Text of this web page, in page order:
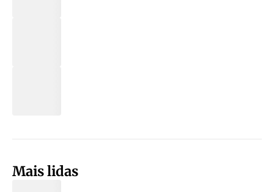
Mais lidas